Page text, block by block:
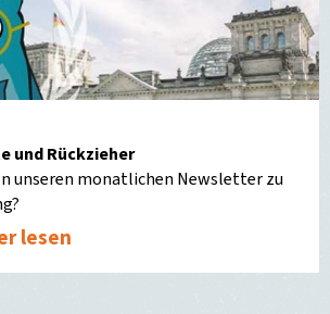
und Rückzieher
unseren monatlichen Newsletter zu
lesen